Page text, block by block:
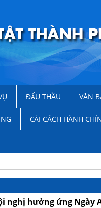
ĐẤU THẦU VĂN
CẢI CÁCH HÀNH
nghị hưởng ứng Ngày